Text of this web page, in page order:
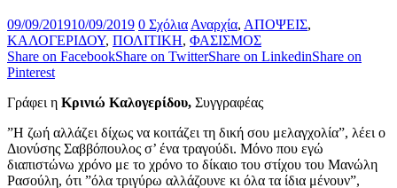
09/09/201910/09/2019 0 Σχόλια Αναρχία, ΑΠΟΨΕΙΣ,
ΚΑΛΟΓΕΡΙΔΟΥ, ΠΟΛΙΤΙΚΗ, ΦΑΣΙΣΜΟΣ
Share on FacebookShare on TwitterShare on LinkedinShare on
Pinterest
Γράφει η Κρινιώ Καλογερίδου, Συγγραφέας
”Η ζωή αλλάζει δίχως να κοιτάζει τη δική σου μελαγχολία”, λέει ο
Διονύσης Σαββόπουλος σ’ ένα τραγούδι. Μόνο που εγώ
διαπιστώνω χρόνο με το χρόνο το δίκαιο του στίχου του Μανώλη
Ρασούλη, ότι ”όλα τριγύρω αλλάζουνε κι όλα τα ίδια μένουν”,